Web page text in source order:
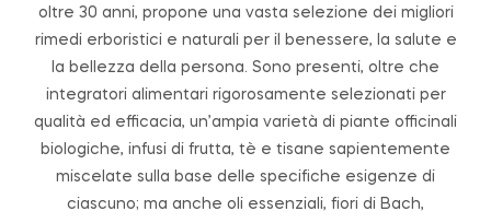
oltre 30 anni, propone una vasta selezione dei migliori
rimedi erboristici e naturali per il benessere, la salute e
la bellezza della persona. Sono presenti, oltre che
integratori alimentari rigorosamente selezionati per
qualità ed efficacia, un’ampia varietà di piante officinali
biologiche, infusi di frutta, tè e tisane sapientemente
miscelate sulla base delle specifiche esigenze di
ciascuno; ma anche oli essenziali, fiori di Bach,